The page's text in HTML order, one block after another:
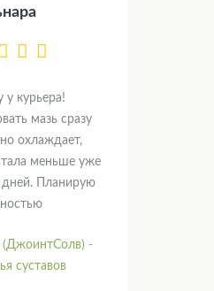
у курьера!
мазь сразу
охлаждает,
меньше уже
дней. Планирую
(ДжоинтСолв) -
суставов